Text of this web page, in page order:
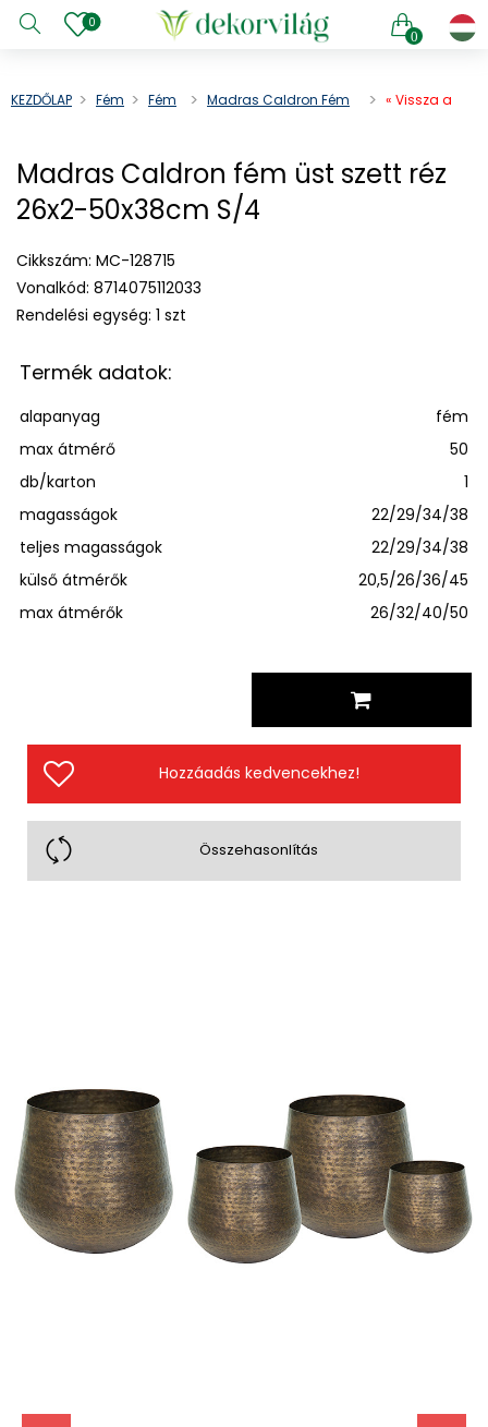
0
0
KEZDŐLAP Fém
Fém
Madras Caldron Fém
« Vissza a
menu
menu
menu
menu
menu
Madras Caldron fém üst szett réz
26x2-50x38cm S/4
Cikkszám: MC-128715
Vonalkód: 8714075112033
Rendelési egység: 1 szt
Termék adatok:
alapanyag
fém
max átmérő
50
db/karton
1
magasságok
22/29/34/38
teljes magasságok
22/29/34/38
külső átmérők
20,5/26/36/45
max átmérők
26/32/40/50
Hozzáadás kedvencekhez!
Összehasonlítás